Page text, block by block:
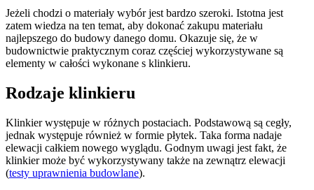
Jeżeli chodzi o materiały wybór jest bardzo szeroki. Istotna jest
zatem wiedza na ten temat, aby dokonać zakupu materiału
najlepszego do budowy danego domu. Okazuje się, że w
budownictwie praktycznym coraz częściej wykorzystywane są
elementy w całości wykonane s klinkieru.
Rodzaje klinkieru
Klinkier występuje w różnych postaciach. Podstawową są cegły,
jednak występuje również w formie płytek. Taka forma nadaje
elewacji całkiem nowego wyglądu. Godnym uwagi jest fakt, że
klinkier może być wykorzystywany także na zewnątrz elewacji
(testy uprawnienia budowlane).